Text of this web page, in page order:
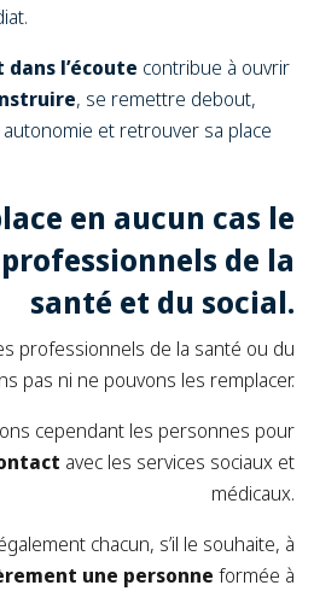
l’écoute contribue à ouvrir
, se remettre debout,
et retrouver sa place
en aucun cas le
de la
santé et du social.
professionnels de la santé ou du
pas ni ne pouvons les remplacer.
cependant les personnes pour
avec les services sociaux et
médicaux.
chacun, s’il le souhaite, à
une personne formée à